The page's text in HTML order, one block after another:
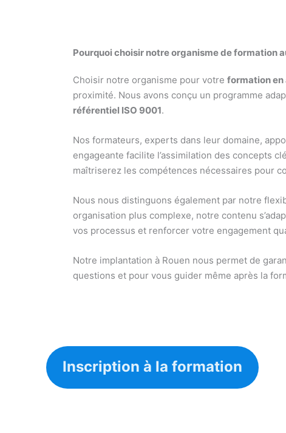
Pourquoi choisir notre organisme de formation
Choisir notre organisme pour votreformation en
proximité. Nous avons conçu un programme
référentiel ISO 9001.
Nos formateurs, experts dans leur domaine,
engageante facilite l’assimilation des concepts
maîtriserez les compétences nécessaires pour
Nous nous distinguons également par notre
organisation plus complexe, notre contenu
vos processus et renforcer votre engagement
Notre implantation à Rouen nous permet de
questions et pour vous guider même après la
Inscription à la formation